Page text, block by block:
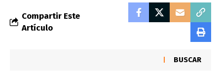
Compartir Este
Artículo
BUSCAR